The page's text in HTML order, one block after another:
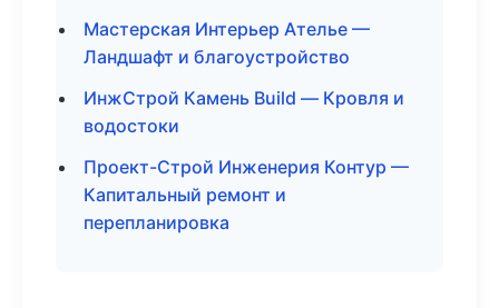
Мастерская Интерьер Ателье —
Ландшафт и благоустройство
ИнжСтрой Камень Build — Кровля и
водостоки
Проект-Строй Инженерия Контур —
Капитальный ремонт и
перепланировка